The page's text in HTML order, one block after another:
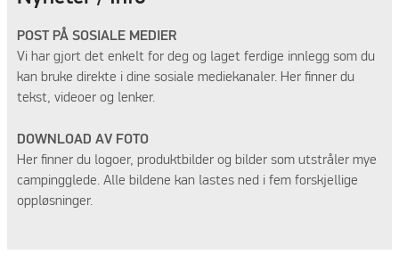
POST PÅ SOSIALE MEDIER
Vi har gjort det enkelt for deg og laget ferdige innlegg som du
kan bruke direkte i dine sosiale mediekanaler. Her finner du
tekst, videoer og lenker.
DOWNLOAD AV FOTO
Her finner du logoer, produktbilder og bilder som utstråler mye
campingglede. Alle bildene kan lastes ned i fem forskjellige
oppløsninger.